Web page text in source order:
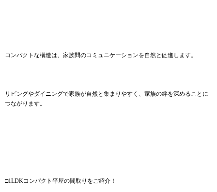
コンパクトな構造は、家族間のコミュニケーションを自然と促進します。
リビングやダイニングで家族が自然と集まりやすく、家族の絆を深めることに
つながります。
□1LDKコンパクト平屋の間取りをご紹介！